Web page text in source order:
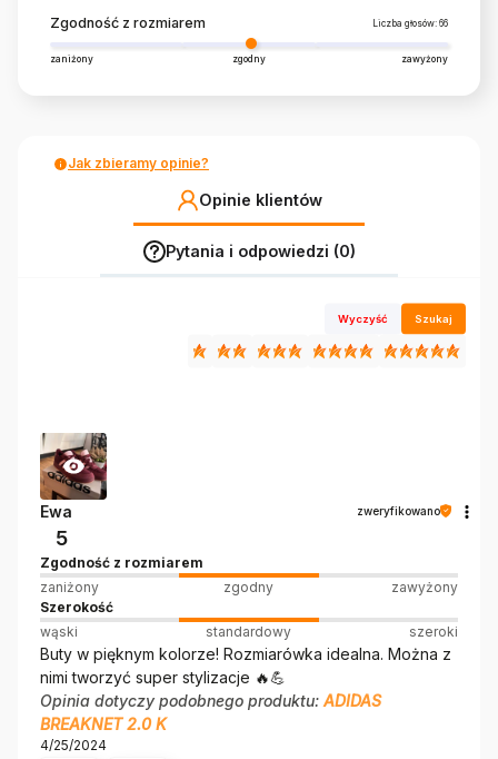
Zgodność z rozmiarem Liczba głosów: 66
zaniżony zgodny zawyżony
Jak zbieramy opinie?
Opinie klientów
Pytania i odpowiedzi (0)
Wyczyść Szukaj
Ewa zweryfikowano
5
Zgodność z rozmiarem
zaniżony
zgodny
zawyżony
Szerokość
wąski
standardowy szeroki
Buty w pięknym kolorze! Rozmiarówka idealna. Można z
nimi tworzyć super stylizacje 🔥💪
Opinia dotyczy podobnego produktu: ADIDAS
BREAKNET 2.0 K
4/25/2024